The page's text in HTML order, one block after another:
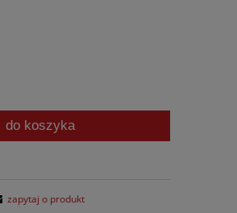
do koszyka
zapytaj o produkt